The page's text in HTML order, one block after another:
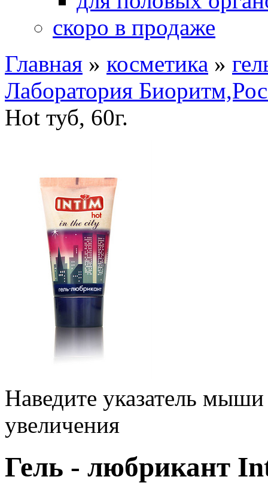
скоро в продаже
Главная » косметика »
Лаборатория
Hot туб, 60г.
Наведите указатель
увеличения
Гель - любрикант